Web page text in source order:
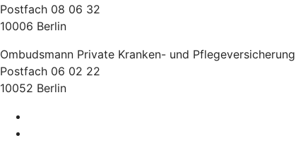
Postfach 08 06 32
10006 Berlin
Ombudsmann Private Kranken- und Pflegeversicherung
Postfach 06 02 22
10052 Berlin